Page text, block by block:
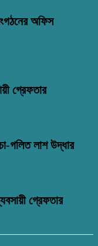
অফিস
গ্রেফতার
গলিত লাশ উদ্ধার
গ্রেফতার